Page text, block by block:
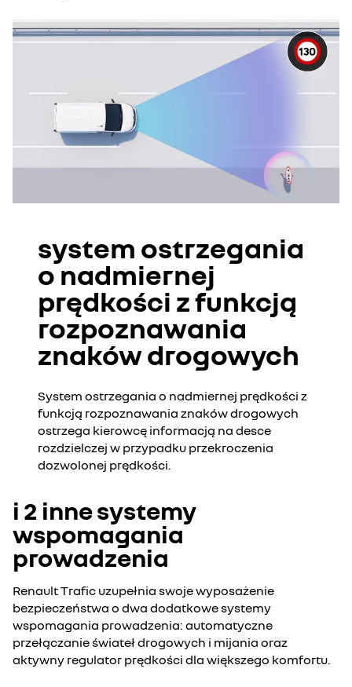
system ostrzegania
o nadmiernej
prędkości z funkcją
rozpoznawania
znaków drogowych
System ostrzegania o nadmiernej prędkości z
funkcją rozpoznawania znaków drogowych
ostrzega kierowcę informacją na desce
rozdzielczej w przypadku przekroczenia
dozwolonej prędkości.
i 2 inne systemy
wspomagania
prowadzenia
Renault Trafic uzupełnia swoje wyposażenie
bezpieczeństwa o dwa dodatkowe systemy
wspomagania prowadzenia: automatyczne
przełączanie świateł drogowych i mijania oraz
aktywny regulator prędkości dla większego komfortu.